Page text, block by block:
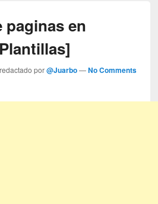
paginas en
redactado por@Juarbo —No Comments